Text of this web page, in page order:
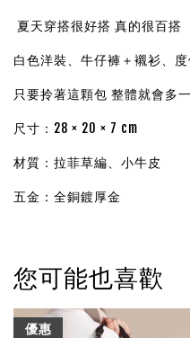
夏天穿搭很好搭 真的很百搭
白色洋裝、牛仔褲＋襯衫、
只要拎著這顆包 整體就會多
尺寸：28 × 20 × 7 cm
材質：拉菲草編、小牛皮
五金：全銅鍍厚金
您可能也喜歡
優惠